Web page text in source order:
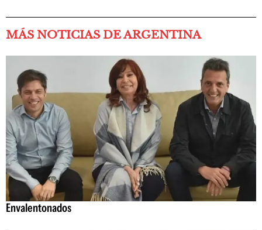
MÁS NOTICIAS DE ARGENTINA
Envalentonados